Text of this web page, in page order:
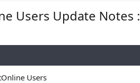
Users Update Notes :
Users